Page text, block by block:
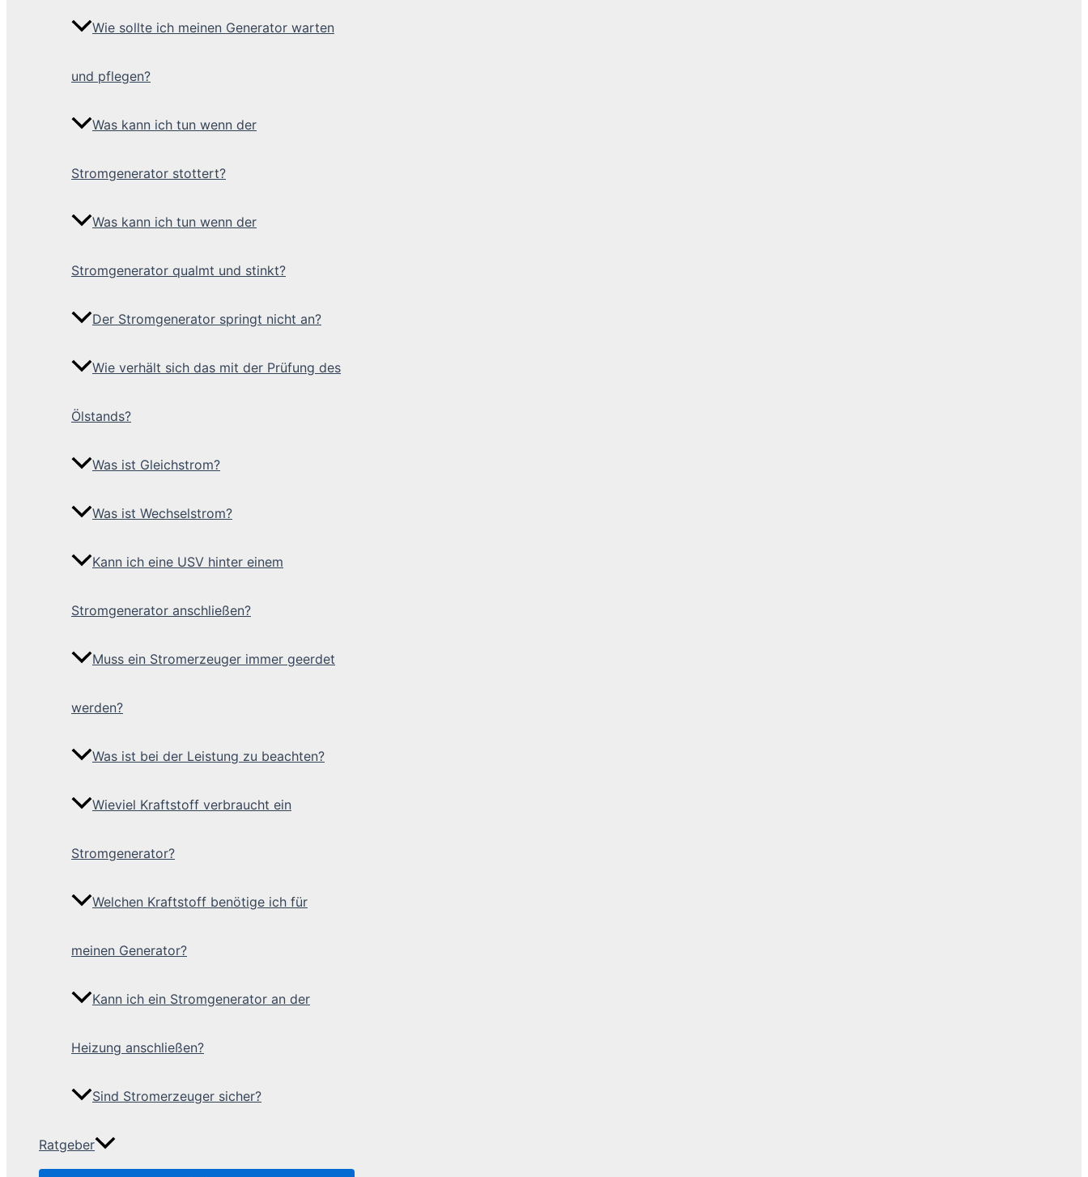
Wie sollte ich meinen Generator warten
und pflegen?
Was kann ich tun wenn der
Stromgenerator stottert?
Was kann ich tun wenn der
Stromgenerator qualmt und stinkt?
Der Stromgenerator springt nicht an?
Wie verhält sich das mit der Prüfung des
Ölstands?
Was ist Gleichstrom?
Was ist Wechselstrom?
Kann ich eine USV hinter einem
Stromgenerator anschließen?
Muss ein Stromerzeuger immer geerdet
werden?
Was ist bei der Leistung zu beachten?
Wieviel Kraftstoff verbraucht ein
Stromgenerator?
Welchen Kraftstoff benötige ich für
meinen Generator?
Kann ich ein Stromgenerator an der
Heizung anschließen?
Sind Stromerzeuger sicher?
Ratgeber